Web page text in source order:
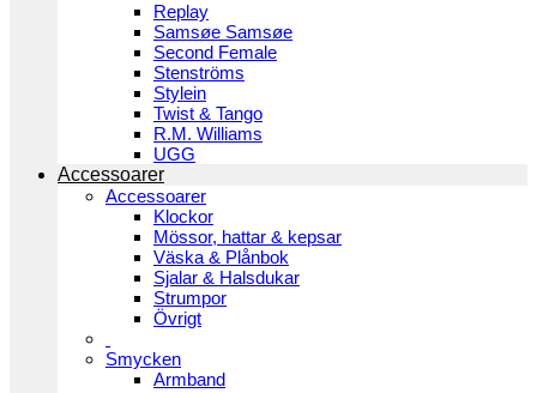
Replay
Samsøe Samsøe
Second Female
Stenströms
Stylein
Twist & Tango
R.M. Williams
UGG
Accessoarer
Accessoarer
Klockor
Mössor, hattar & kepsar
Väska & Plånbok
Sjalar & Halsdukar
Strumpor
Övrigt
Smycken
Armband